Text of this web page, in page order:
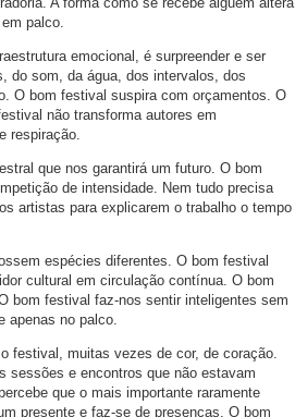
palco.
emocional, é surpreender e ser
do som, da água, dos intervalos, dos
O bom festival suspira com orçamentos. O
não transforma autores em
respiração.
que nos garantirá um futuro. O bom
de intensidade. Nem tudo precisa
artistas para explicarem o trabalho o tempo
espécies diferentes. O bom festival
cultural em circulação contínua. O bom
bom festival faz-nos sentir inteligentes sem
apenas no palco.
festival, muitas vezes de cor, de coração.
sessões e encontros que não estavam
que o mais importante raramente
presente e faz-se de presenças. O bom